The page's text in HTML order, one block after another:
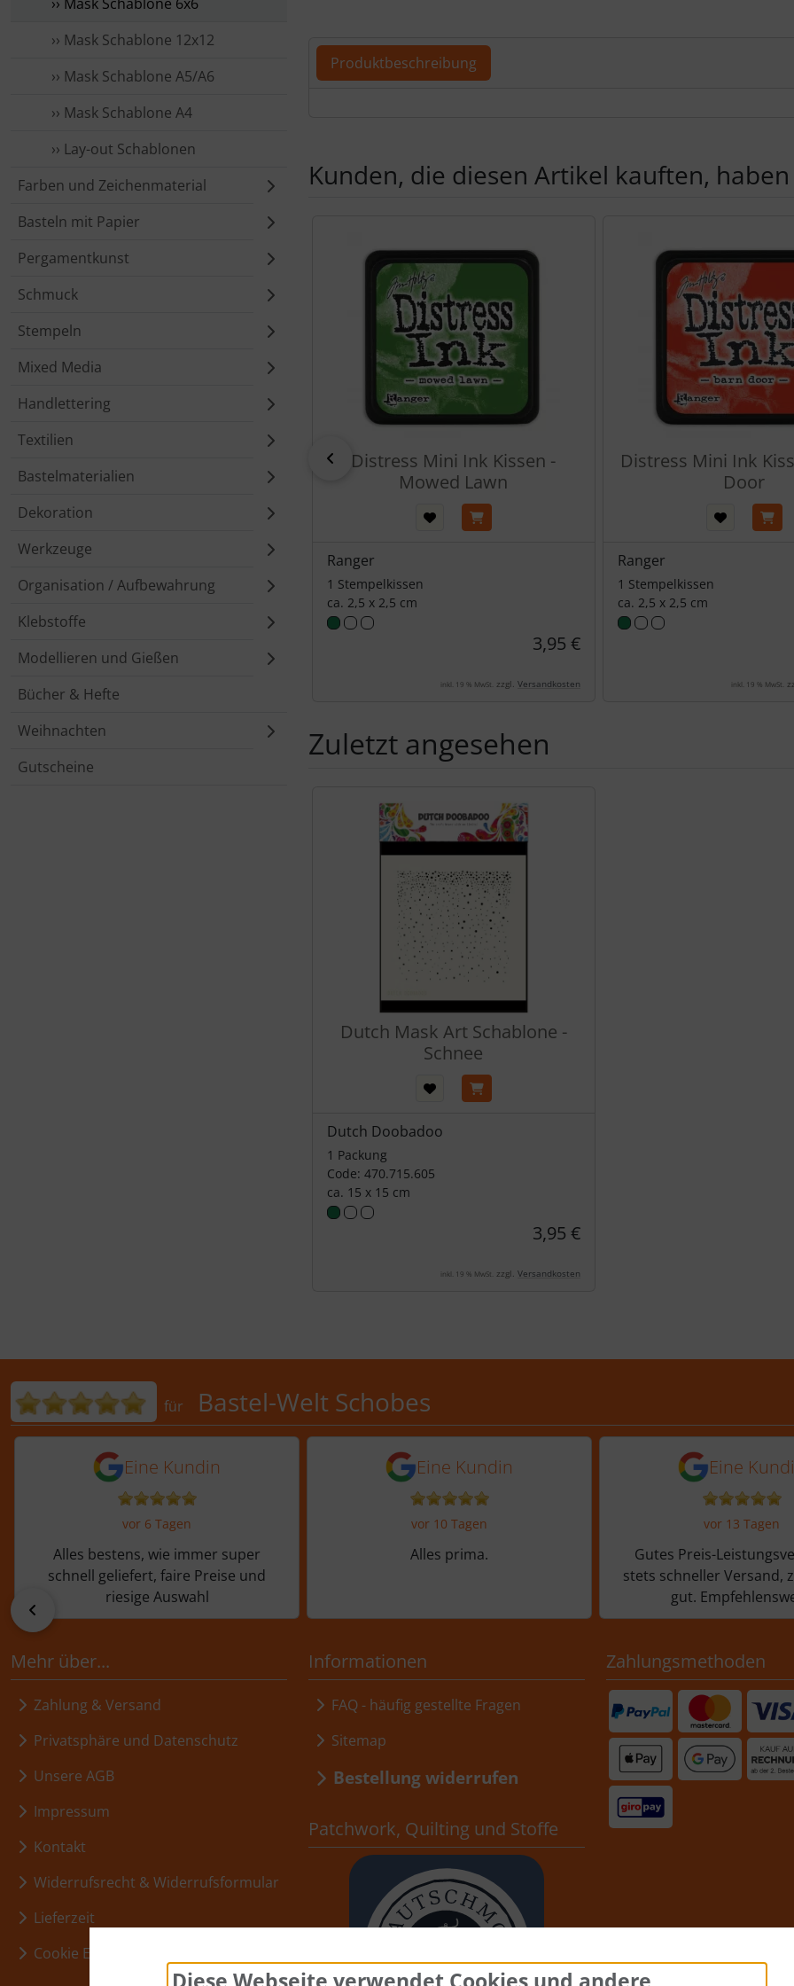
›› Mask Schablone 12x12
›› Mask Schablone A5/A6
›› Mask Schablone A4
›› Lay-out Schablonen
Farben und Zeichenmaterial
Basteln mit Papier
Pergamentkunst
Schmuck
Stempeln
Mixed Media
Handlettering
Textilien
Bastelmaterialien
Dekoration
Werkzeuge
Organisation / Aufbewahrung
Klebstoffe
Modellieren und Gießen
Bücher & Hefte
Weihnachten
Gutscheine
Produktbeschreibung
Kunden, die diesen Artikel kauften,
zurück
Distress Mini Ink Kissen -
Mowed Lawn
Ranger
1 Stempelkissen
ca. 2,5 x 2,5 cm
3,95 €
inkl. 19 % MwSt. zzgl. Versandkosten
Distress Mini Ink
Door
Ranger
1 Stempelkissen
ca. 2,5 x 2,5 cm
inkl. 19 % MwSt.
Zuletzt angesehen
Dutch Mask Art Schablone -
Schnee
Dutch Doobadoo
1 Packung
Code: 470.715.605
ca. 15 x 15 cm
3,95 €
inkl. 19 % MwSt. zzgl. Versandkosten
Bewertungen für Bastel-Welt Schobes: 5,0 von 5 Sternen
für Bastel-Welt Schobes
5 von 5 Sternen von einer Kundin vor 6 Tagen
Eine Kundin
vor 6 Tagen
Alles bestens, wie immer super
schnell geliefert, faire Preise und
riesige Auswahl
5 von 5 Sternen von einer Kundin vor 10
Eine Kundin
vor 10 Tagen
Alles prima.
5 von 5Eine
vor 13 Tagen
Gutes Preis-
stets schneller Versand,
gut.
Mehr über...
Zahlung & Versand
Privatsphäre und Datenschutz
Unsere AGB
Impressum
Kontakt
Widerrufsrecht & Widerrufsformular
Lieferzeit
Cookie Einstellungen
Informationen
FAQ - häufig gestellte Fragen
Sitemap
Bestellung widerrufen
Patchwork, Quilting und Stoffe
Zahlungsmethoden